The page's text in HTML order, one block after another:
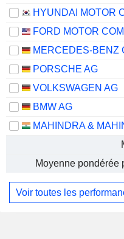
FORD MOTOR
PORSCHE AG
VOLKSWAGEN AG
BMW AG
Moyenne pondérée
Voir toutes les